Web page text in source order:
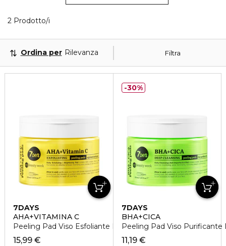
2 Prodotto/i
Filtra
Ordina per Rilevanza
7DAYS
AHA+VITAMINA C
Peeling Pad Viso Esfoliante Double-Face
15,99 €
7DAYS
BHA+CICA
Peeling Pad Viso Purificante
11,19 €
30%